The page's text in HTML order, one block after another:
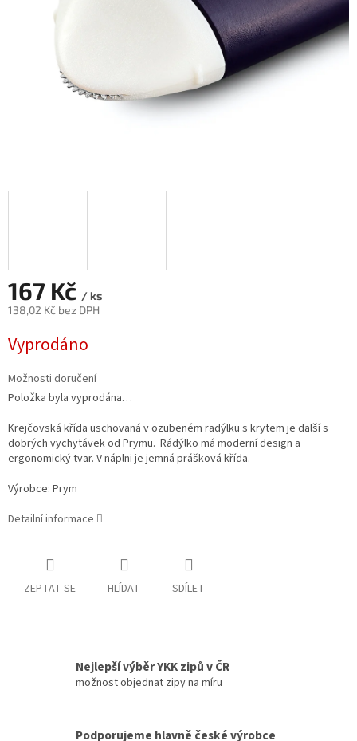
167 Kč / ks
138,02 Kč bez DPH
cena:
Vyprodáno
Možnosti doručení
Položka byla vyprodána…
Krejčovská křída uschovaná v ozubeném radýlku s krytem je další s
dobrých vychytávek od Prymu. Rádýlko má moderní design a
ergonomický tvar. V náplni je jemná prášková křída.
Výrobce: Prym
Detailní informace
ZEPTAT SE HLÍDAT SDÍLET
Nejlepší výběr YKK zipů v ČR
možnost objednat zipy na míru
Podporujeme hlavně české výrobce